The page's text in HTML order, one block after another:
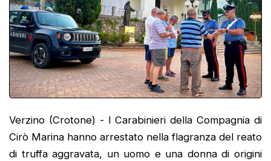
Verzino (Crotone) - I Carabinieri della Compagnia di
Cirò Marina hanno arrestato nella flagranza del reato
di truffa aggravata, un uomo e una donna di origini